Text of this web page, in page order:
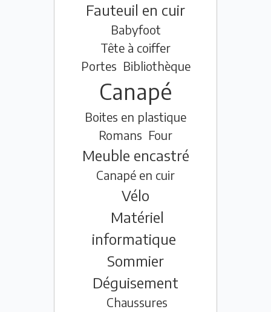
Fauteuil en cuir
Babyfoot
Tête à coiffer
Portes Bibliothèque
Canapé
Boites en plastique
Romans Four
Meuble encastré
Canapé en cuir
Vélo
Matériel
informatique
Sommier
Déguisement
Chaussures